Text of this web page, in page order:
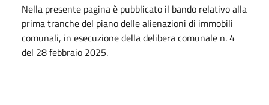
Nella presente pagina è pubblicato il bando relativo alla
prima tranche del piano delle alienazioni di immobili
comunali, in esecuzione della delibera comunale n. 4
del 28 febbraio 2025.